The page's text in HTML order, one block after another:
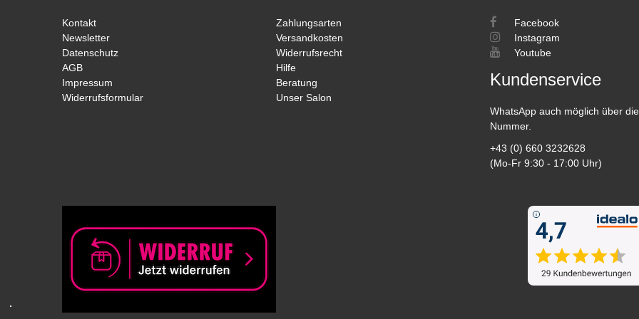
Kontakt
Newsletter
Datenschutz
AGB
Impressum
Widerrufsformular
Zahlungsarten
Versandkosten
Widerrufsrecht
Hilfe
Beratung
Unser Salon
Facebook
Instagram
Youtube
Kundenservice
WhatsApp auch möglich über
Nummer.
+43 (0) 660 3232628
(Mo-Fr 9:30 - 17:00 Uhr)